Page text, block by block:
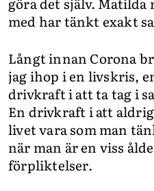
med har tänkt exakt
Långt innan Corona
jag ihop i en livskris,
drivkraft i att ta tag i
En drivkraft i att
livet vara som man
när man är en viss
förpliktelser.